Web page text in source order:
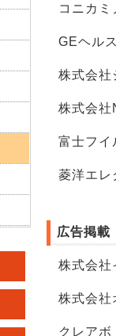
コニカ
GEヘル
株式会社
株式会
富士フイ
菱洋エレ
広告掲載
株式会社
株式会社
クレア